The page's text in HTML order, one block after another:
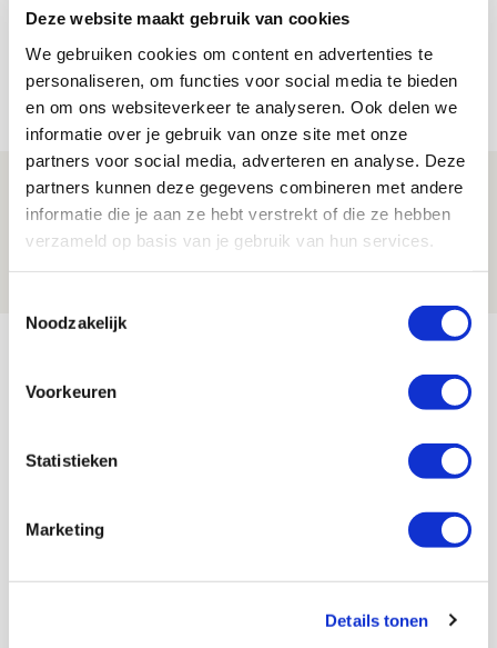
Deze website maakt gebruik van cookies
We gebruiken cookies om content en advertenties te
personaliseren, om functies voor social media te bieden
en om ons websiteverkeer te analyseren. Ook delen we
informatie over je gebruik van onze site met onze
partners voor social media, adverteren en analyse. Deze
partners kunnen deze gegevens combineren met andere
informatie die je aan ze hebt verstrekt of die ze hebben
verzameld op basis van je gebruik van hun services.
Noodzakelijk
Voorkeuren
Statistieken
Marketing
Details tonen
Míchel niet blij met resultaat en spel
na rust: ‘De focus nam af’
07 AUGUSTUS 2026 - 08:30
Is dit de laatste wallpaper van Godts in
de Johan Cruijff Arena?
07 AUGUSTUS 2026 - 00:36
Bekijk meer
AGENDA
23
Selectiedag ballenjongens/-meiden
11